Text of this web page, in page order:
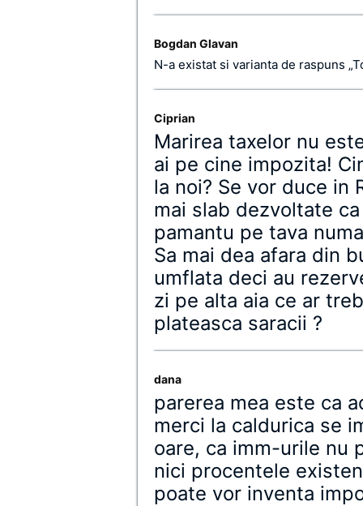
Bogdan Glavan
N-a existat si varianta de raspuns
Ciprian
Marirea taxelor nu
ai pe cine impozita!
la noi? Se vor duce in
mai slab dezvoltate
pamantu pe tava
Sa mai dea afara din
umflata deci au
zi pe alta aia ce ar
plateasca saracii ?
dana
parerea mea este ca
merci la caldurica se
oare, ca imm-urile nu
nici procentele
poate vor inventa